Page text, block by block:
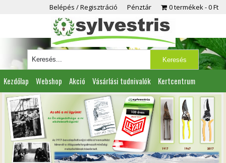
Belépés / Regisztráció Pénztár 0 termékek 0 Ft
Kezdőlap Webshop Akció Vásárlási tudnivalók Kertcentrum
Viszonteladóknak Partnereink Kapcsolat